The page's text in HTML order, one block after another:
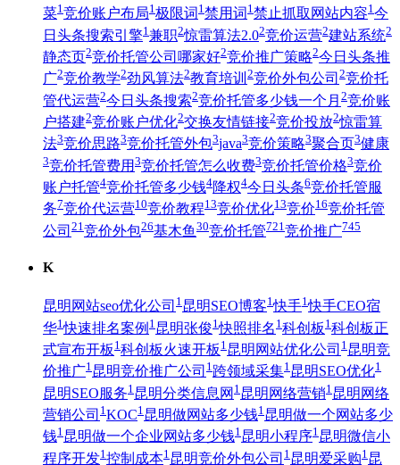
菜1 竞价账户布局1 极限词 1 禁用词 1 禁止抓取网站内容1 今
日头条搜索引擎1 兼职2惊雷算法2.02竞价运营2建站系统2
静态页2竞价托管公司哪家好2竞价推广策略2今日头条推
广2竞价教学2劲风算法2教育培训 2竞价外包公司 2竞价托
管代运营2今日头条搜索2竞价托管多少钱一个月 2竞价账
户搭建2竞价账户优化2交换友情链接2竞价投放2惊雷算
法3竞价思路3竞价托管外包3java3竞价策略3聚合页3健康
3竞价托管费用 3竞价托管怎么收费3竞价托管价格3竞价
账户托管4竞价托管多少钱4降权4今日头条6竞价托管服
务7竞价代运营10竞价教程13竞价优化13竞价16竞价托管
公司 21 竞价外包26基木鱼 30竞价托管721 竞价推广745
K
昆明网站seo优化公司 1昆明SEO博客1快手1快手CEO宿
华1 快速排名案例 1 昆明张俊1 快照排名 1 科创板 1 科创板正
式宣布开板 1 科创板火速开板 1 昆明网站优化公司 1 昆明竞
价推广1昆明竞价推广公司 1跨领域采集1昆明SEO优化1
昆明SEO服务1 昆明分类信息网 1 昆明网络营销1 昆明网络
营销公司 1 KOC1 昆明做网站多少钱1 昆明做一个网站多少
钱1昆明做一个企业网站多少钱1昆明小程序1昆明微信小
程序开发1 控制成本1 昆明竞价外包公司 1 昆明爱采购1 昆